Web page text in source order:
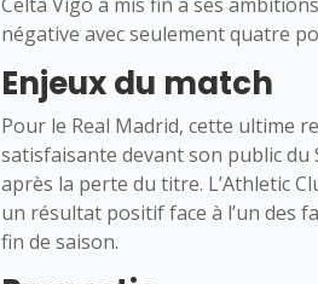
négative avec seulement quatre
Enjeux du match
Pour le Real Madrid, cette ultime
satisfaisante devant son public
après la perte du titre. L’Athletic
un résultat positif face à l’un des
fin de saison.